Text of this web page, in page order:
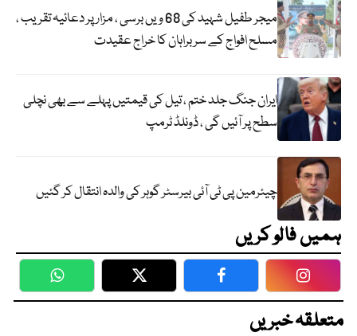
میجر طفیل شہید کی 68 ویں برسی ، مزار پر دعائیہ تقریب ،
مسلح افواج کے سربراہان کا خراج عقیدت
ایران جنگ جلد ختم ، تیل کی قیمتیں پہلے سے بھی نچلی
سطح پر آئیں گی ، ڈونلڈ ٹرمپ
چیئرمین پی ٹی آئی بیرسٹر گوہر کی والدہ انتقال کر گئیں
ہمیں فالو کریں
WhatsApp Twitter Facebook
متعلقہ خبریں